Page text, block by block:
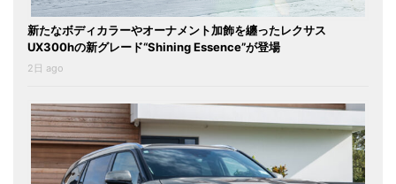
新たなボディカラーやオーナメント加飾を纏ったレクサス
UX300hの新グレード“Shining Essence”が登場
2日 ago